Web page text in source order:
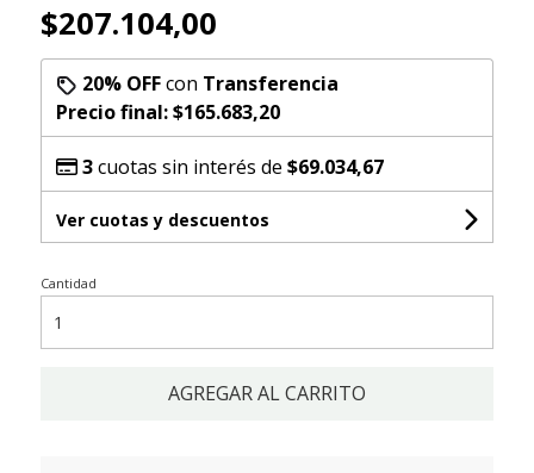
$207.104,00
20% OFFcon Transferencia
Precio final:$165.683,20
3cuotas sin interés de $69.034,67
Ver cuotas y descuentos
Cantidad
AGREGAR AL CARRITO